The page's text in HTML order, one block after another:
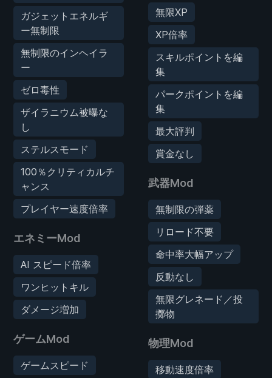
ガジェットエネルギ
ー無制限
無制限のインヘイラ
ー
ゼロ毒性
ザイラニウム被曝な
し
ステルスモード
100％クリティカルチ
ャンス
プレイヤー速度倍率
エネミーMod
AI スピード倍率
ワンヒットキル
ダメージ増加
ゲームMod
ゲームスピード
無限XP
XP倍率
スキルポイントを編
集
パークポイントを編
集
最大評判
賞金なし
武器Mod
無制限の弾薬
リロード不要
命中率大幅アップ
反動なし
無限グレネード／投
擲物
物理Mod
移動速度倍率